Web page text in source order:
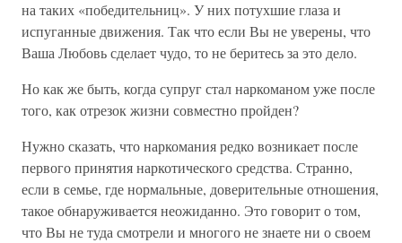
на таких «победительниц». У них потухшие глаза и
испуганные движения. Так что если Вы не уверены, что
Ваша Любовь сделает чудо, то не беритесь за это дело.
Но как же быть, когда супруг стал наркоманом уже после
того, как отрезок жизни совместно пройден?
Нужно сказать, что наркомания редко возникает после
первого принятия наркотического средства. Странно,
если в семье, где нормальные, доверительные отношения,
такое обнаруживается неожиданно. Это говорит о том,
что Вы не туда смотрели и многого не знаете ни о своем